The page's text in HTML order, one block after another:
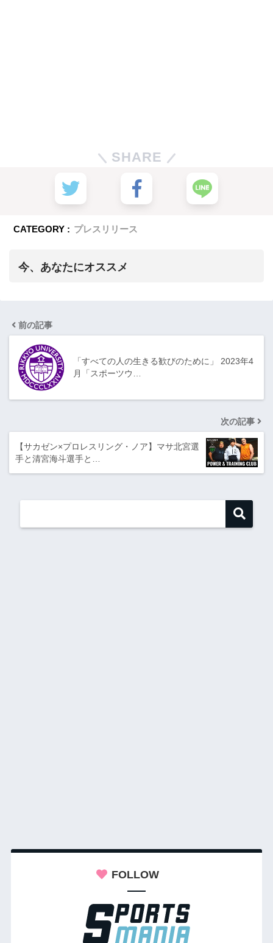
SHARE
CATEGORY : プレスリリース
今、あなたにオススメ
前の記事
「すべての人の生きる歓びのために」 2023年4
月「スポーツウ…
次の記事
【サカゼン×プロレスリング・ノア】マサ北宮選
手と清宮海斗選手と…
FOLLOW